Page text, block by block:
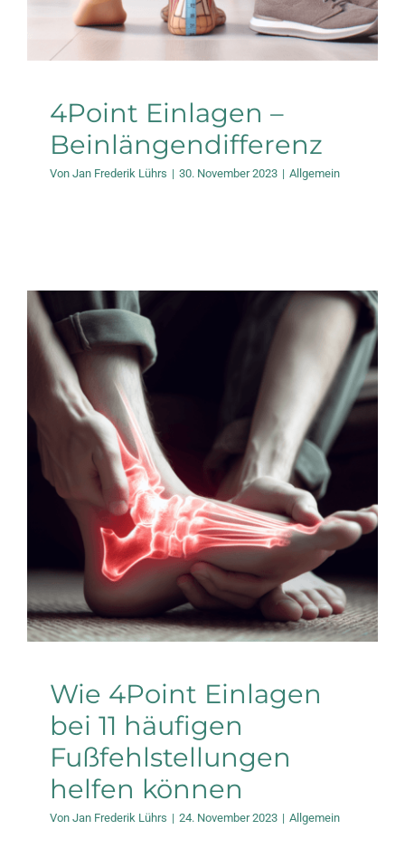
4Point Einlagen –
Beinlängendifferenz
Von Jan Frederik Lührs | 30. November 2023 | Allgemein
Wie 4Point Einlagen
bei 11 häufigen
Fußfehlstellungen
helfen können
Allgemein
Wie 4Point Einlagen
bei 11 häufigen
Fußfehlstellungen
helfen können
Von Jan Frederik Lührs | 24. November 2023 | Allgemein